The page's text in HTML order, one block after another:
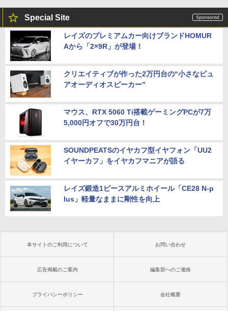
Special Site
レイズのプレミアムカー向けブランドHOMUR
Aから「2×9R」が登場！
クリエイティブが作った2万円台の“小さなピュ
アオーディオスピーカー”
マウス、RTX 5060 Ti搭載ゲーミングPCが7万
5,000円オフで30万円台！
SOUNDPEATSのイヤカフ型イヤフォン「UU2
イヤーカフ」をイヤカフマニアが語る
レイズ鍛造1ピースアルミホイール「CE28 N-p
lus」軽量なままに剛性を向上
本サイトのご利用について お問い合わせ
広告掲載のご案内 編集部へのご連絡
プライバシーポリシー 会社概要